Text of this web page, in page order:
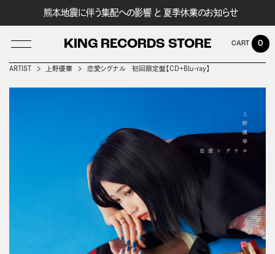
熊本地震に伴う集配への影響 と 夏季休業のお知らせ
KING RECORDS STORE 0
ARTIST 上野優華 恋愛シグナル 初回限定盤【CD+Blu-ray】